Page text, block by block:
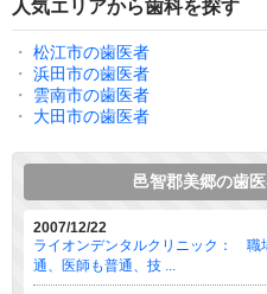
人気エリアから歯科を探す
・ 松江市の歯医者
・
浜田市の歯医者
・
雲南市の歯医者
・
大田市の歯医者
邑智郡美郷の歯
2007/12/22
ライオンデンタルクリニック： 職
通、医師も普通、技 ...